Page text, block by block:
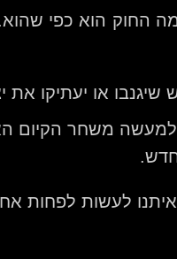
החוק הוא כפי
או יעתיקו את
משחר הקיום
לעשות לפחות